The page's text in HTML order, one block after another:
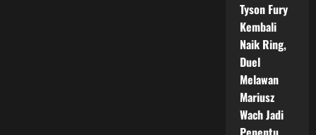
Tyson Fury
Kembali
Naik Ring,
Duel
Melawan
Mariusz
Wach Jadi